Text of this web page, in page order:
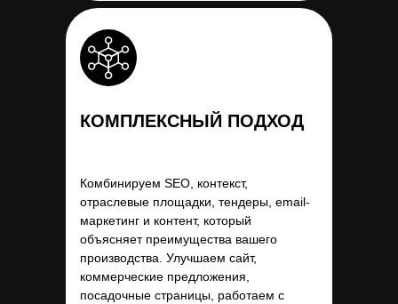
КОМПЛЕКСНЫЙ ПОДХОД
Комбинируем SEO, контекст,
отраслевые площадки, тендеры, email-
маркетинг и контент, который
объясняет преимущества вашего
производства. Улучшаем сайт,
коммерческие предложения,
посадочные страницы, работаем с